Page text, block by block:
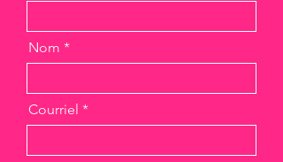
Nom
Courriel